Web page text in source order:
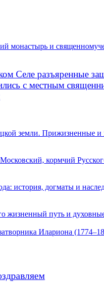
монастырь и
Селе разъяренные
с местным
земли. Прижизненные и
кормчий
история, догматы и
жизненный путь и
Илариона